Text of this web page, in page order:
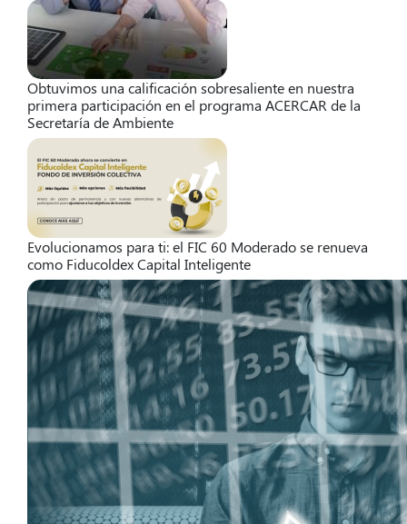
Obtuvimos una calificación sobresaliente en nuestra
primera participación en el programa ACERCAR de la
Secretaría de Ambiente
Evolucionamos para ti: el FIC 60 Moderado se renueva
como Fiducoldex Capital Inteligente